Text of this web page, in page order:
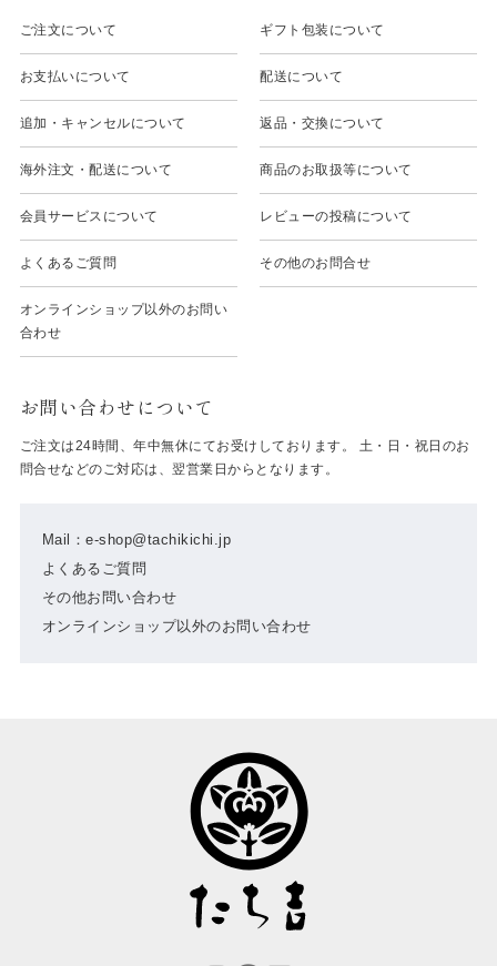
ご注文について ギフト包装について
お支払いについて 配送について
追加・キャンセルについて 返品・交換について
海外注文・配送について 商品のお取扱等について
会員サービスについて レビューの投稿について
よくあるご質問 その他のお問合せ
オンラインショップ以外のお問い
合わせ
お問い合わせについて
Mail：e-shop@tachikichi.jp
よくあるご質問
その他お問い合わせ
オンラインショップ以外のお問い合わせ
ご注文は24時間、年中無休にてお受けしております。 土・日・祝日のお
問合せなどのご対応は、翌営業日からとなります。